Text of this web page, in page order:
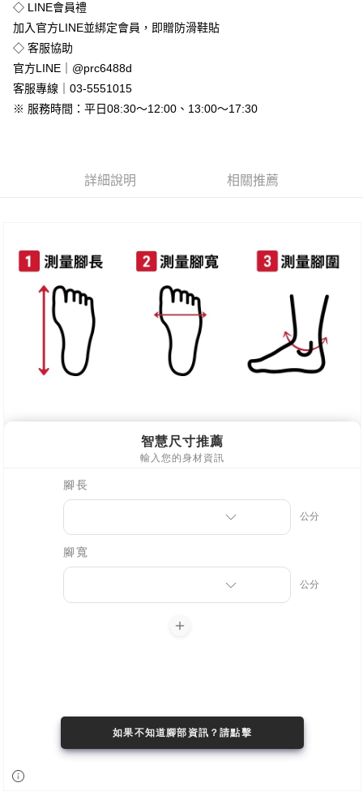
付款後7-11取貨
每筆NT$80，滿NT$800(含以上)免運費
新竹物流
每筆NT$90，滿NT$999(含以上)免運費
【宇迅國際】限一般住址，不支援智能櫃
◇ LINE會員禮
加入官方LINE並綁定會員，即贈防滑鞋貼
◇ 客服協助
官方LINE｜@prc6488d
客服專線｜03-5551015
※ 服務時間：平日08:30～12:00、13:00～17:30
詳細說明 相關推薦